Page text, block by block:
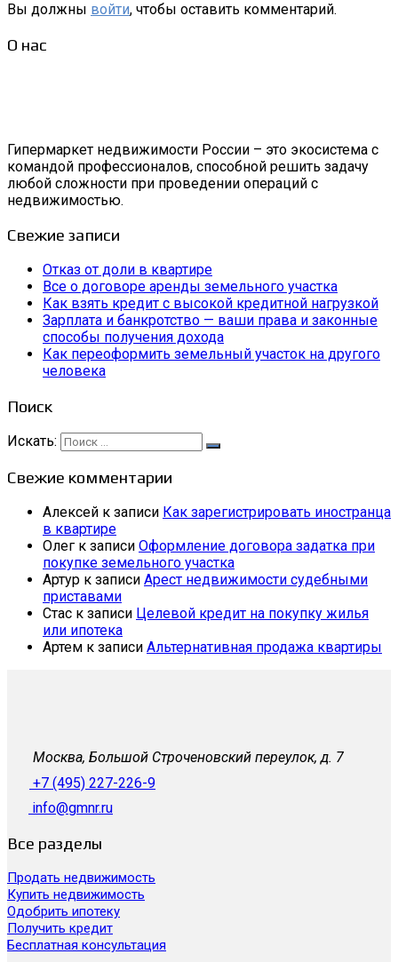
Вы должны войти, чтобы оставить комментарий.
О нас
Гипермаркет недвижимости России – это экосистема с
командой профессионалов, способной решить задачу
любой сложности при проведении операций с
недвижимостью.
Свежие записи
Отказ от доли в квартире
Все о договоре аренды земельного участка
Как взять кредит с высокой кредитной нагрузкой
Зарплата и банкротство — ваши права и законные
способы получения дохода
Как переоформить земельный участок на другого
человека
Поиск
Искать:
Свежие комментарии
Алексей к записи Как зарегистрировать иностранца
в квартире
Олег к записи Оформление договора задатка при
покупке земельного участка
Артур к записи Арест недвижимости судебными
приставами
Стас к записи Целевой кредит на покупку жилья
или ипотека
Артем к записи Альтернативная продажа квартиры
Москва, Большой Строченовский переулок, д. 7
+7 (495) 227-226-9
info@gmnr.ru
Все разделы
Продать недвижимость
Купить недвижимость
Одобрить ипотеку
Получить кредит
Бесплатная консультация